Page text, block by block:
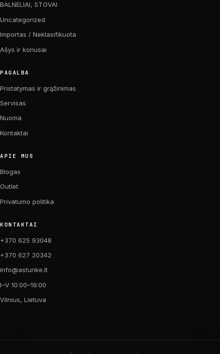
BALNELIAI, STOVAI
Uncategorized
Importas / Neklasifikuota
Ašys ir konusai
PAGALBA
Pristatymas ir grąžinimas
Servisas
Nuoma
Kontaktai
APIE MUS
Blogas
Outlet
Privatumo politika
KONTAKTAI
+370 625 93048
+370 627 20342
info@astunke.lt
I–V 10:00–19:00
Vilnius, Lietuva